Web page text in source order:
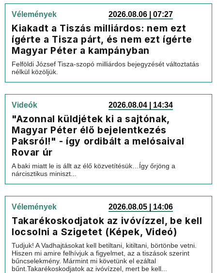
Vélemények 2026.08.06 | 07:27
Kiakadt a Tiszás milliárdos: nem ezt
ígérte a Tisza párt, és nem ezt ígérte
Magyar Péter a kampányban
Felföldi József Tisza-szopó milliárdos bejegyzését változtatás
nélkül közöljük.
Videók 2026.08.04 | 14:34
"Azonnal küldjétek ki a sajtónak,
Magyar Péter élő bejelentkezés
Paksról!" - így ordibált a melósaival
Rovar úr
A baki miatt le is állt az élő közvetítésük…Így őrjöng a
nárcisztikus miniszt...
Vélemények 2026.08.05 | 14:06
Takarékoskodjatok az ivóvízzel, be kell
locsolni a Szigetet (Képek, Videó)
Tudjuk! A Vadhajtásokat kell betiltani, kitiltani, börtönbe vetni.
Hiszen mi amire felhívjuk a figyelmet, az a tiszások szerint
bűncselekmény. Mármint mi követünk el ezáltal
bűnt.Takarékoskodjatok az ivóvízzel, mert be kell...